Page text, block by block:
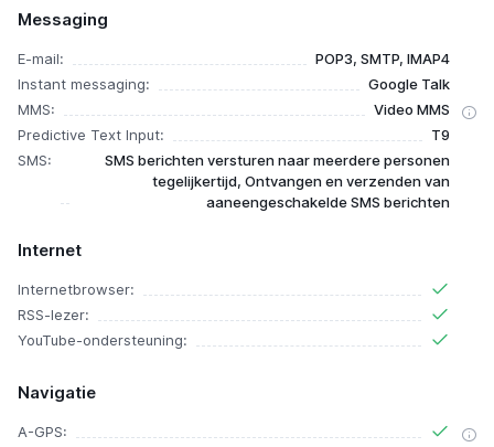
Messaging
E-mail:
POP3, SMTP, IMAP4
Instant messaging:
Google Talk
MMS:
Video MMS
Predictive Text Input:
T9
SMS:
SMS berichten versturen naar meerdere personen
tegelijkertijd, Ontvangen en verzenden van
aaneengeschakelde SMS berichten
Internet
Internetbrowser:
RSS-lezer:
YouTube-ondersteuning:
Navigatie
A-GPS: